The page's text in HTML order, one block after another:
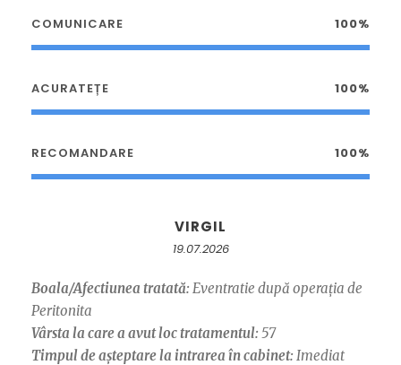
COMUNICARE 100%
ACURATEȚE 100%
RECOMANDARE 100%
VIRGIL
19.07.2026
Boala/Afectiunea tratată: Eventratie după operația de
Peritonita
Vârsta la care a avut loc tratamentul: 57
Timpul de așteptare la intrarea în cabinet: Imediat